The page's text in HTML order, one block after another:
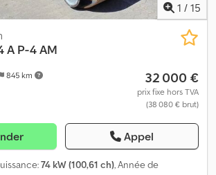
1 / 15
845 km
A P-4 AM
32 000 €
prix fixe hors TVA
(38 080 € brut)
Appel
74 kW (100,61 ch), Année de